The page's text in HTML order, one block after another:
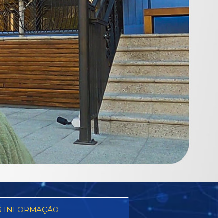
INFORMAÇÃO